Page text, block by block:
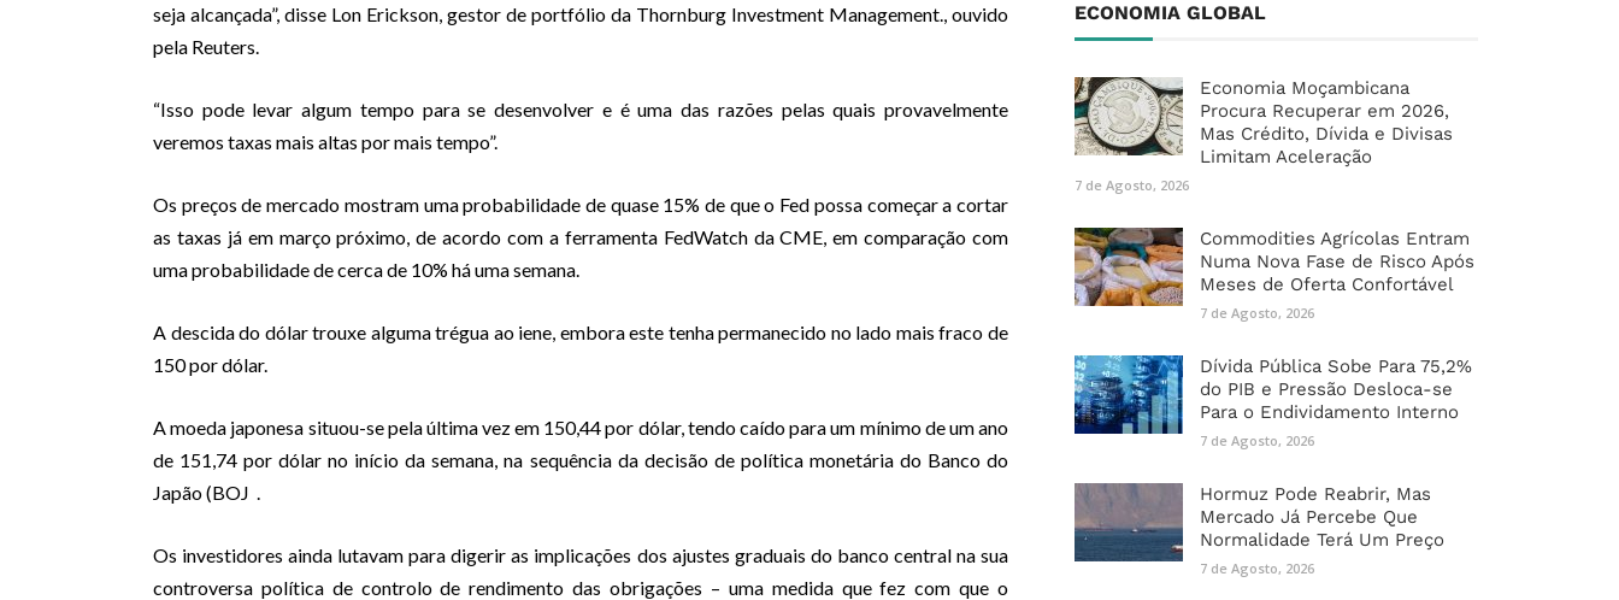
seja alcançada”, disse Lon Erickson, gestor de portfólio da Thornburg Investment Management., ouvido
pela Reuters.
“Isso pode levar algum tempo para se desenvolver e é uma das razões pelas quais provavelmente
veremos taxas mais altas por mais tempo”.
Os preços de mercado mostram uma probabilidade de quase 15% de que o Fed possa começar a cortar
as taxas já em março próximo, de acordo com a ferramenta FedWatch da CME, em comparação com
uma probabilidade de cerca de 10% há uma semana.
A descida do dólar trouxe alguma trégua ao iene, embora este tenha permanecido no lado mais fraco de
150 por dólar.
A moeda japonesa situou-se pela última vez em 150,44 por dólar, tendo caído para um mínimo de um ano
de 151,74 por dólar no início da semana, na sequência da decisão de política monetária do Banco do
Japão (BOJ
Os investidores ainda lutavam para digerir as implicações dos ajustes graduais do banco central na sua
controversa política de controlo de rendimento das obrigações – uma medida que fez com que o
ECONOMIA GLOBAL
Economia Moçambicana
Procura Recuperar em 2026,
Mas Crédito, Dívida e Divisas
Limitam Aceleração
7 de Agosto, 2026
Commodities Agrícolas Entram
Numa Nova Fase de Risco Após
Meses de Oferta Confortável
7 de Agosto, 2026
Dívida Pública Sobe Para 75,2%
do PIB e Pressão Desloca-se
Para o Endividamento Interno
7 de Agosto, 2026
Hormuz Pode Reabrir, Mas
Mercado Já Percebe Que
Normalidade Terá Um Preço
7 de Agosto, 2026